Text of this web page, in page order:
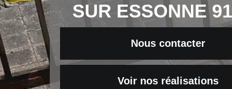
SUR ESSONNE
Nous contacter
Voir nos réalisations